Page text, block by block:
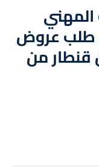
طلب عروض
1,3 مليون قنطار من